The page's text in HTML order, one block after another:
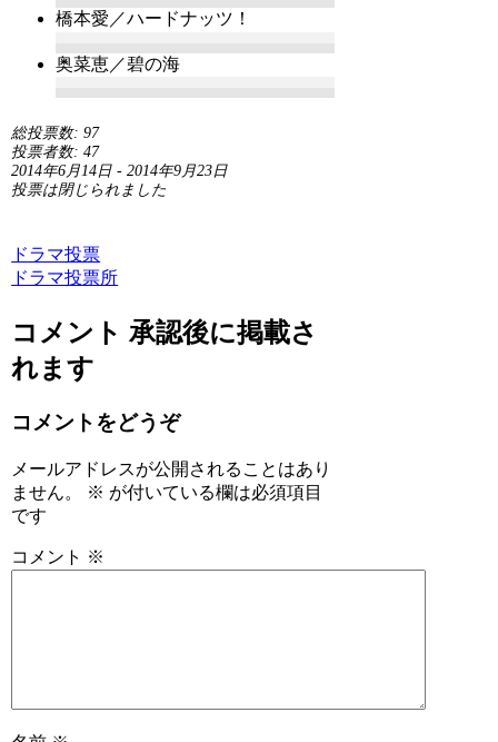
橋本愛／ハードナッツ！
奥菜恵／碧の海
総投票数: 97
投票者数: 47
2014年6月14日 -2014年9月23日
投票は閉じられました
ドラマ投票
ドラマ投票所
コメント承認後に掲載さ
れます
コメントをどうぞ
メールアドレスが公開されることはあり
ません。
※ が付いている欄は必須項目
です
コメント ※